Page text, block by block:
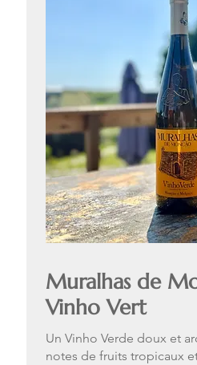
Muralhas de
Vinho Vert
Un Vinho Verde doux et
notes de fruits tropicaux